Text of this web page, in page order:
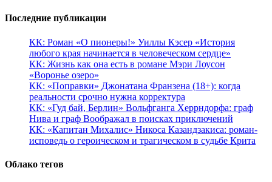
Последние публикации
КК: Роман «О пионеры!» Уиллы Кэсер «История
любого края начинается в человеческом сердце»
КК: Жизнь как она есть в романе Мэри Лоусон
«Воронье озеро»
КК: «Поправки» Джонатана Франзена (18+): когда
реальности срочно нужна корректура
КК: «Гуд бай, Берлин» Вольфганга Херрндорфа: граф
Нива и граф Воображал в поисках приключений
КК: «Капитан Михалис» Никоса Казандзакиса: роман-
исповедь о героическом и трагическом в судьбе Крита
Облако тегов